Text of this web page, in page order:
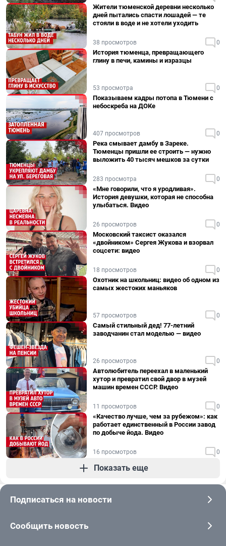
Жители тюменской деревни несколько
дней пытались спасти лошадей — те
стояли в воде и не хотели уходить
38 просмотров 0
История тюменца, превращающего
глину в печи, камины и изразцы
53 просмотра 0
Показываем кадры потопа в Тюмени с
небоскреба на ДОКе
407 просмотров 0
Река смывает дамбу в Зареке.
Тюменцы пришли ее строить — нужно
выложить 40 тысяч мешков за сутки
283 просмотра 0
«Мне говорили, что я уродливая».
История девушки, которая не способна
улыбаться. Видео
26 просмотров 0
Московский таксист оказался
«двойником» Сергея Жукова и взорвал
соцсети: видео
18 просмотров 0
Охотник на школьниц: видео об одном из
самых жестоких маньяков
57 просмотров 0
Самый стильный дед! 77-летний
заводчанин стал моделью — видео
26 просмотров 0
Автолюбитель переехал в маленький
хутор и превратил свой двор в музей
машин времен СССР. Видео
11 просмотров 0
«Качество лучше, чем за рубежом»: как
работает единственный в России завод
по добыче йода. Видео
16 просмотров 0
Показать еще
Подписаться на новости
Сообщить новость